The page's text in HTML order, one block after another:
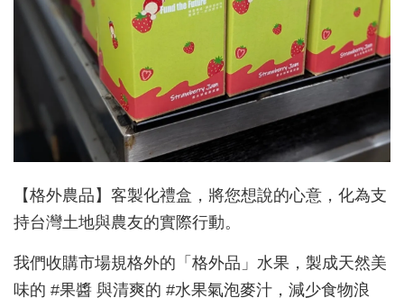
【格外農品】客製化禮盒，將您想說的心意，化為支
持台灣土地與農友的實際行動。
我們收購市場規格外的「格外品」水果，製成天然美
味的 #果醬 與清爽的 #水果氣泡麥汁，減少食物浪